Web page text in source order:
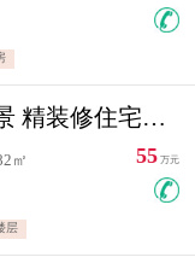
超低首付 卫城润景 精装修住宅急售 可公积金贷款
㎡
层
55 万元